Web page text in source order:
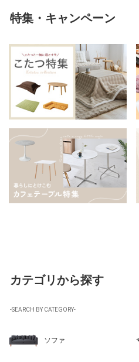
特集・キャンペーン
カテゴリから探す
-SEARCH BY CATEGORY-
ソファ